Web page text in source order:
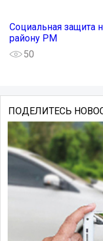
Социальная защита
району РМ
50
ПОДЕЛИТЕСЬ